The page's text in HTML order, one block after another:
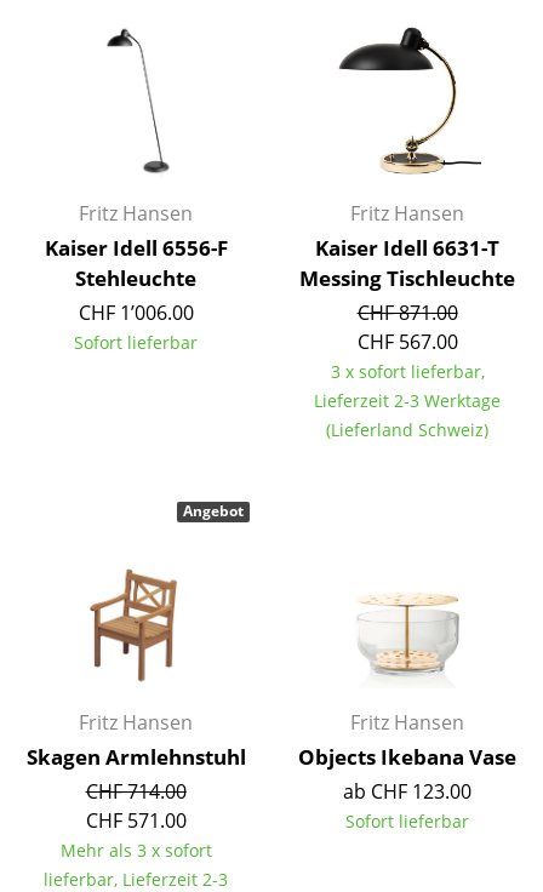
Büroutensilien
Aufbewahrungsboxen
Teppiche
Vorhänge
... alle Accessoires
Schlafzimmer
Kinderzimmer
Arbeitszimmer
Diele
Badezimmer
Stauraum
Balkon & Garten
Fritz Hansen
Kaiser Idell 6556-F
Stehleuchte
CHF 1’006.00
Sofort lieferbar
Fritz Hansen
Kaiser Idell 6631-T
Messing Tischleuchte
CHF 871.00
CHF 567.00
3 x sofort lieferbar,
Lieferzeit 2-3 Werktage
(Lieferland Schweiz)
Fritz Hansen
Skagen Armlehnstuhl
CHF 714.00
CHF 571.00
Mehr als 3 x sofort
lieferbar, Lieferzeit 2-3
Angebot
Fritz Hansen
Objects Ikebana Vase
ab CHF 123.00
Sofort lieferbar